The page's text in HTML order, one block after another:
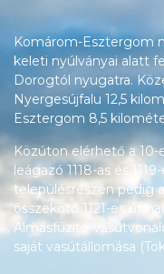
Komárom-Esztergom
keleti nyúlványai alatt
Dorogtól nyugatra.
Nyergesújfalu 12,5
Esztergom 8,5
Közúton elérhető a 10-
leágazó 1118-as és
településrészén pedig
összekötő 1121-es út
Almásfüzitő-
saját vasútállomása